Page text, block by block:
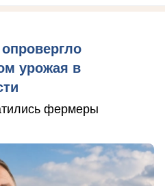
урожая в
фермеры